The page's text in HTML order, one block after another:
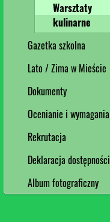
Warsztaty
kulinarne
Gazetka szkolna
Lato / Zima w Mieście
Dokumenty
Ocenianie i wymagania
Rekrutacja
Deklaracja dostępności
Album fotograficzny